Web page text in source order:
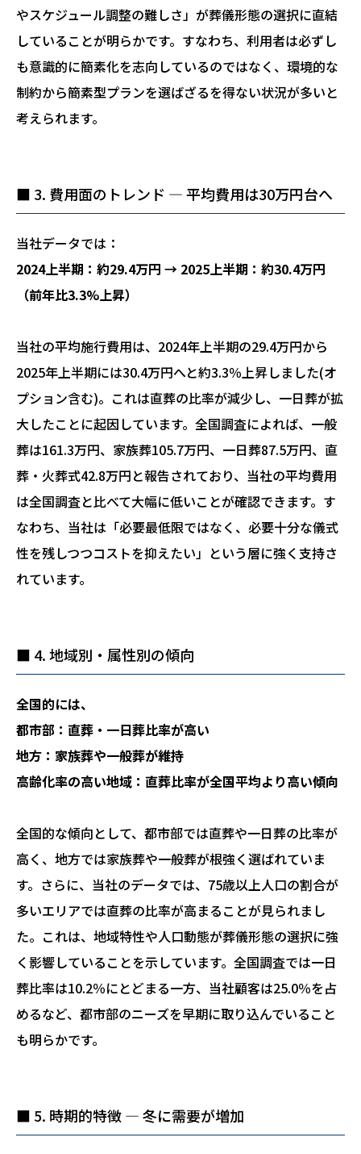
やスケジュール調整の難しさ」が葬儀形態の選択に直結
していることが明らかです。すなわち、利用者は必ずし
も意識的に簡素化を志向しているのではなく、環境的な
制約から簡素型プランを選ばざるを得ない状況が多いと
考えられます。
■ 3. 費用面のトレンド ― 平均費用は30万円台へ
当社データでは：
2024上半期：約29.4万円 → 2025上半期：約30.4万円
（前年比3.3%上昇）
当社の平均施行費用は、2024年上半期の29.4万円から
2025年上半期には30.4万円へと約3.3％上昇しました(オ
プション含む)。これは直葬の比率が減少し、一日葬が拡
大したことに起因しています。全国調査によれば、一般
葬は161.3万円、家族葬105.7万円、一日葬87.5万円、直
葬・火葬式42.8万円と報告されており、当社の平均費用
は全国調査と比べて大幅に低いことが確認できます。す
なわち、当社は「必要最低限ではなく、必要十分な儀式
性を残しつつコストを抑えたい」という層に強く支持さ
れています。
■ 4. 地域別・属性別の傾向
全国的には、
都市部：直葬・一日葬比率が高い
地方：家族葬や一般葬が維持
高齢化率の高い地域：直葬比率が全国平均より高い傾向
全国的な傾向として、都市部では直葬や一日葬の比率が
高く、地方では家族葬や一般葬が根強く選ばれていま
す。さらに、当社のデータでは、75歳以上人口の割合が
多いエリアでは直葬の比率が高まることが見られまし
た。これは、地域特性や人口動態が葬儀形態の選択に強
く影響していることを示しています。全国調査では一日
葬比率は10.2％にとどまる一方、当社顧客は25.0％を占
めるなど、都市部のニーズを早期に取り込んでいること
も明らかです。
■ 5. 時期的特徴 ― 冬に需要が増加